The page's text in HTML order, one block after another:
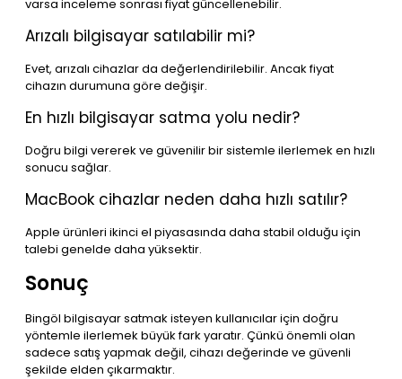
varsa inceleme sonrası fiyat güncellenebilir.
Arızalı bilgisayar satılabilir mi?
Evet, arızalı cihazlar da değerlendirilebilir. Ancak fiyat
cihazın durumuna göre değişir.
En hızlı bilgisayar satma yolu nedir?
Doğru bilgi vererek ve güvenilir bir sistemle ilerlemek en hızlı
sonucu sağlar.
MacBook cihazlar neden daha hızlı satılır?
Apple ürünleri ikinci el piyasasında daha stabil olduğu için
talebi genelde daha yüksektir.
Sonuç
Bingöl bilgisayar satmak isteyen kullanıcılar için doğru
yöntemle ilerlemek büyük fark yaratır. Çünkü önemli olan
sadece satış yapmak değil, cihazı değerinde ve güvenli
şekilde elden çıkarmaktır.